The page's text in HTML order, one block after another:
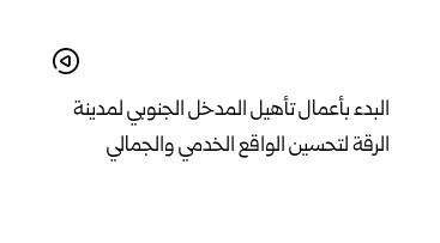
البدء بأعمال تأهيل المدخل الجنوبي لمدينة
الرقة لتحسين الواقع الخدمي والجمالي